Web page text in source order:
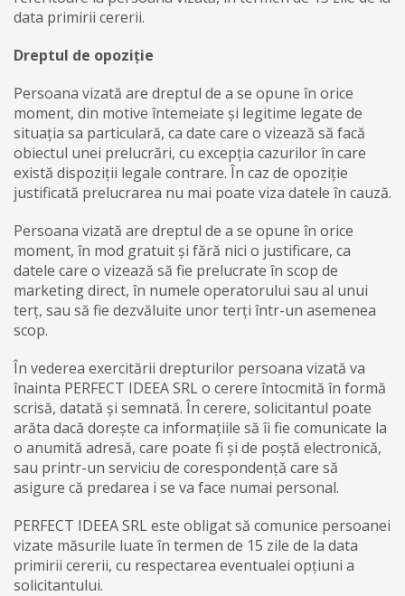
data primirii cererii.
Dreptul de opoziție
Persoana vizată are dreptul de a se opune în orice
moment, din motive întemeiate și legitime legate de
situația sa particulară, ca date care o vizează să facă
obiectul unei prelucrări, cu excepția cazurilor în care
există dispoziții legale contrare. În caz de opoziție
justificată prelucrarea nu mai poate viza datele în cauză.
Persoana vizată are dreptul de a se opune în orice
moment, în mod gratuit şi fără nici o justificare, ca
datele care o vizează să fie prelucrate în scop de
marketing direct, în numele operatorului sau al unui
terț, sau să fie dezvăluite unor terți într-un asemenea
scop.
În vederea exercitării drepturilor persoana vizată va
înainta PERFECT IDEEA SRL o cerere întocmită în formă
scrisă, datată și semnată. În cerere, solicitantul poate
arăta dacă dorește ca informațiile să îi fie comunicate la
o anumită adresă, care poate fi și de poștă electronică,
sau printr-un serviciu de corespondență care să
asigure că predarea i se va face numai personal.
PERFECT IDEEA SRL este obligat să comunice persoanei
vizate măsurile luate în termen de 15 zile de la data
primirii cererii, cu respectarea eventualei opțiuni a
solicitantului.